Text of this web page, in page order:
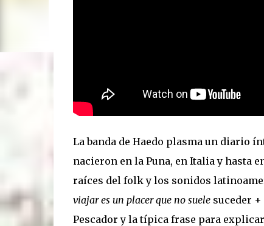
La banda de Haedo plasma un diario
nacieron en la Puna, en Italia y hasta
raíces del folk y los sonidos
viajar es un placer que no suele suceder +
Pescador y la típica frase para